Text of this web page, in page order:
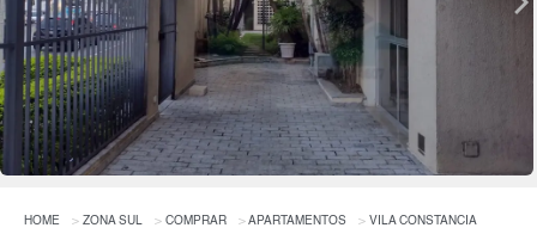
HOME ZONA SUL COMPRAR APARTAMENTOS VILA CONSTANCIA